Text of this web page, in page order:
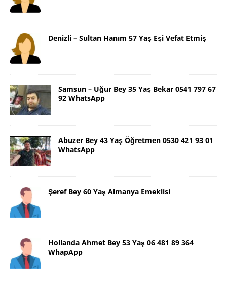
Denizli – Sultan Hanım 57 Yaş Eşi Vefat Etmiş
Samsun – Uğur Bey 35 Yaş Bekar 0541 797 67
92 WhatsApp
Abuzer Bey 43 Yaş Öğretmen 0530 421 93 01
WhatsApp
Şeref Bey 60 Yaş Almanya Emeklisi
Hollanda Ahmet Bey 53 Yaş 06 481 89 364
WhapApp